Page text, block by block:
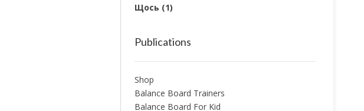
Щось (1)
Publications
Shop
Balance Board Trainers
Balance Board For Kid